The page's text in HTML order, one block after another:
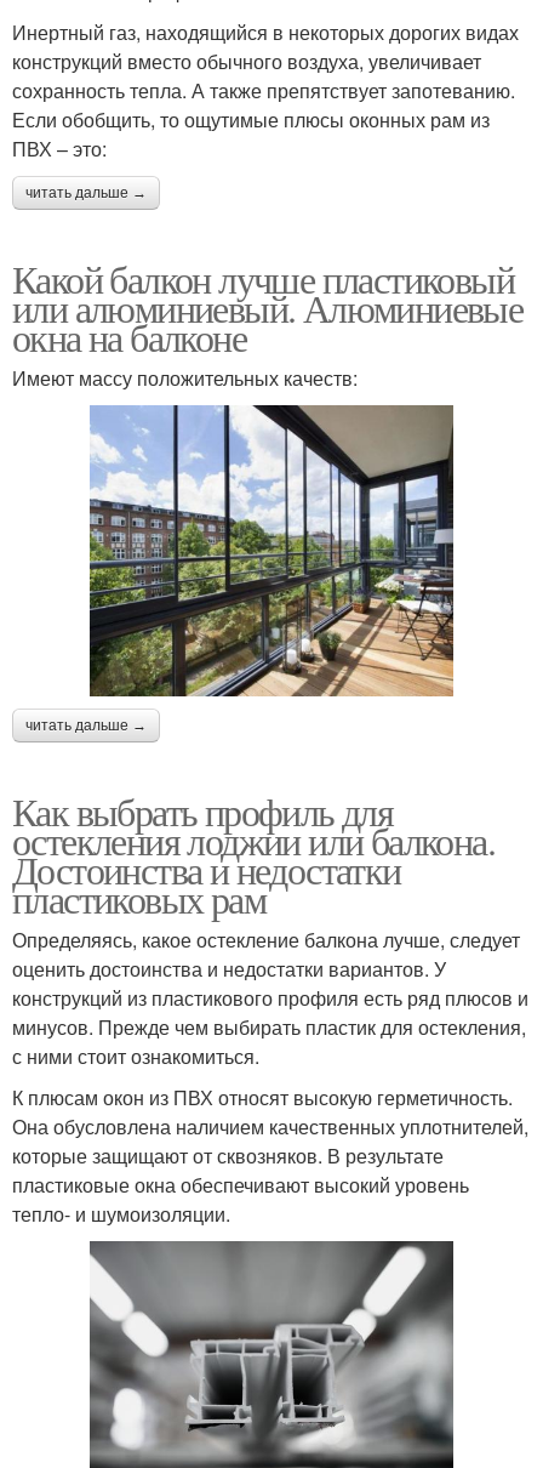
Инертный газ, находящийся в некоторых дорогих видах
конструкций вместо обычного воздуха, увеличивает
сохранность тепла. А также препятствует запотеванию.
Если обобщить, то ощутимые плюсы оконных рам из
ПВХ – это:
читать дальше →
Какой балкон лучше пластиковый
или алюминиевый. Алюминиевые
окна на балконе
Имеют массу положительных качеств:
читать дальше →
Как выбрать профиль для
остекления лоджии или балкона.
Достоинства и недостатки
пластиковых рам
Определяясь, какое остекление балкона лучше, следует
оценить достоинства и недостатки вариантов. У
конструкций из пластикового профиля есть ряд плюсов и
минусов. Прежде чем выбирать пластик для остекления,
с ними стоит ознакомиться.
К плюсам окон из ПВХ относят высокую герметичность.
Она обусловлена наличием качественных уплотнителей,
которые защищают от сквозняков. В результате
пластиковые окна обеспечивают высокий уровень
тепло- и шумоизоляции.